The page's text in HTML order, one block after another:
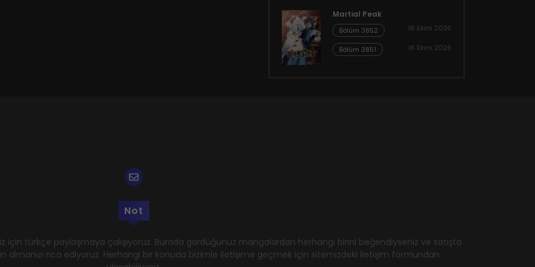
Martial Peak
Bölüm 3852 16 Ekim 2025
Bölüm 3851 16 Ekim 2025
Not
için türkçe paylaşmaya çalışıyoruz. Burada gördüğünüz mangalardan herhangi birini beğendiyseniz ve satışta
almanızı rica ediyoruz. Herhangi bir konuda bizimle iletişime geçmek için sitemizdeki iletişim formundan